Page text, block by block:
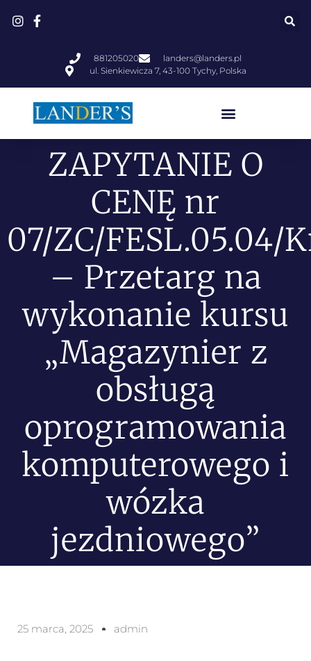
881205020
landers@landers.pl
ul. Sienkiewicza 7, 43-100 Tychy, Polska
ZAPYTANIE O
CENĘ nr
07/ZC/FESL.05.04/
– Przetarg na
wykonanie kursu
„Magazynier z
obsługą
oprogramowania
komputerowego i
wózka
jezdniowego”
25 marca, 2025 admin